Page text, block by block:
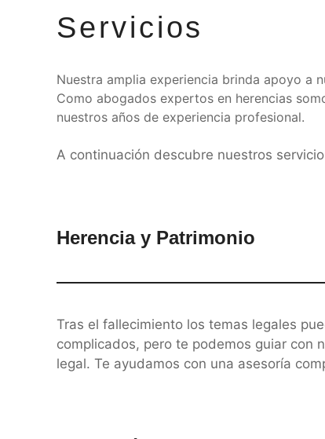
Servicios
Nuestra amplia experiencia brinda apoyo a
Como abogados expertos en herencias
nuestros años de experiencia profesional.
A continuación descubre nuestros
Herencia y Patrimonio
Tras el fallecimiento los temas legales
complicados, pero te podemos guiar con
legal. Te ayudamos con una asesoría